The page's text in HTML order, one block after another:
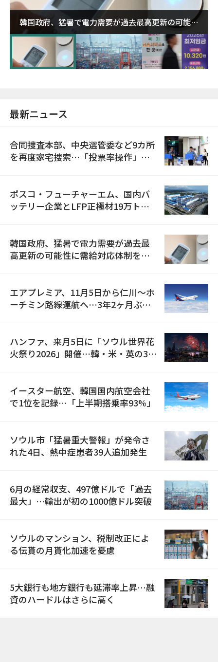
韓国政府、猛暑で電力需要が過去最高更新の可能性
に需給対応体制を点検
最新ニュース
合同捜査本部、中央選管委など9カ所
を再度家宅捜索…「投票率操作」の
ポスコ・フューチャーエム、国内バ
ッテリー企業とLFP正極材19万トン
韓国政府、猛暑で電力需要が過去最
高更新の可能性に需給対応体制を点
エアプレミア、11月5日から仁川〜ホ
ーチミン路線運航へ…3年2ヶ月ぶり
ハンファ、来月5日に「ソウル世界花
火祭り2026」開催…韓・米・英の3カ
イースター航空、韓国国内航空会社
で1位を記録…「上半期搭乗率93%」
ソウル市「猛暑重大警報」が発令さ
れた4日、熱中症患者39人追加発生
6月の経常収支、497億ドルで「過去
最大」…輸出が初の1000億ドル突破
ソウルのマンション、税制改正によ
る伝貰の月貰化加速を憂慮
5大銀行も地方銀行も延滞率上昇…融
資のハードルはさらに高く